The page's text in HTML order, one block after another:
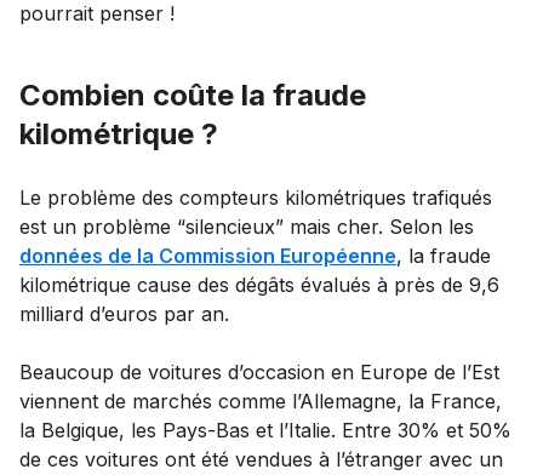
pourrait penser !
Combien coûte la fraude
kilométrique ?
Le problème des compteurs kilométriques trafiqués
est un problème “silencieux” mais cher. Selon les
données de la Commission Européenne, la fraude
kilométrique cause des dégâts évalués à près de 9,6
milliard d’euros par an.
Beaucoup de voitures d’occasion en Europe de l’Est
viennent de marchés comme l’Allemagne, la France,
la Belgique, les Pays-Bas et l’Italie. Entre 30% et 50%
de ces voitures ont été vendues à l’étranger avec un